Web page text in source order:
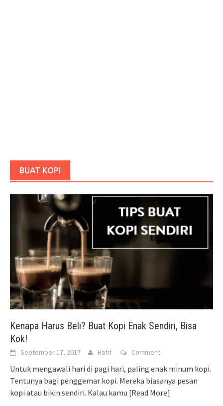
BUAT KOPI
Kenapa Harus Beli? Buat Kopi Enak Sendiri, Bisa
Kok!
September 17, 2017 Hafif Comment
Untuk mengawali hari di pagi hari, paling enak minum kopi.
Tentunya bagi penggemar kopi. Mereka biasanya pesan
kopi atau bikin sendiri. Kalau kamu [Read More]